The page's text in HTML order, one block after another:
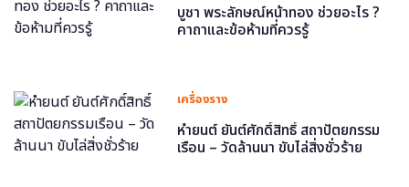
บูชา พระลักษณ์หน้าทอง ช่วยอะไร ?
คาถาและข้อห้ามที่ควรรู้
เครื่องราง
หำยนต์ ยันต์ศักดิ์สิทธิ์ สถาปัตยกรรม
เรือน – วัดล้านนา ขับไล่สิ่งชั่วร้าย